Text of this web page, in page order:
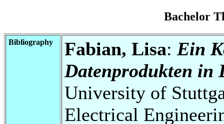
Bachelor
Bibliography Fabian, Lisa: Ein
Datenprodukten in
University of
Electrical